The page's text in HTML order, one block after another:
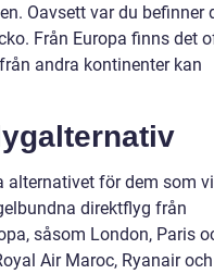
Oavsett var du befinner
Från Europa finns det
andra kontinenter kan
alternativet för dem som
direktflyg från
såsom London, Paris
Air Maroc, Ryanair och